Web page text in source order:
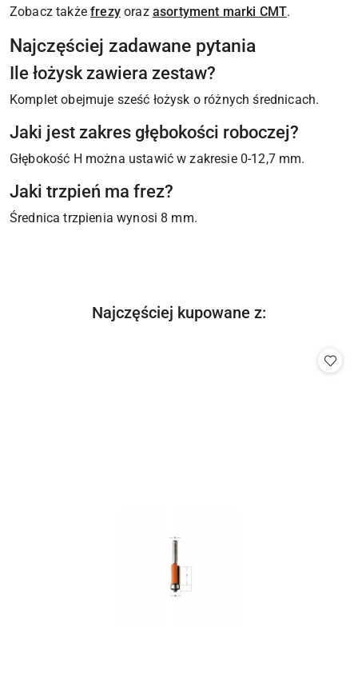
Zobacz takżefrezyoraz asortyment marki CMT.
Najczęściej zadawane pytania
Ile łożysk zawiera zestaw?
Komplet obejmuje sześć łożysk o różnych średnicach.
Jaki jest zakres głębokości roboczej?
Głębokość H można ustawić w zakresie 0-12,7 mm.
Jaki trzpień ma frez?
Średnica trzpienia wynosi 8 mm.
Pomiń karuzelę produktów
Produkty
Najczęściej kupowane z: